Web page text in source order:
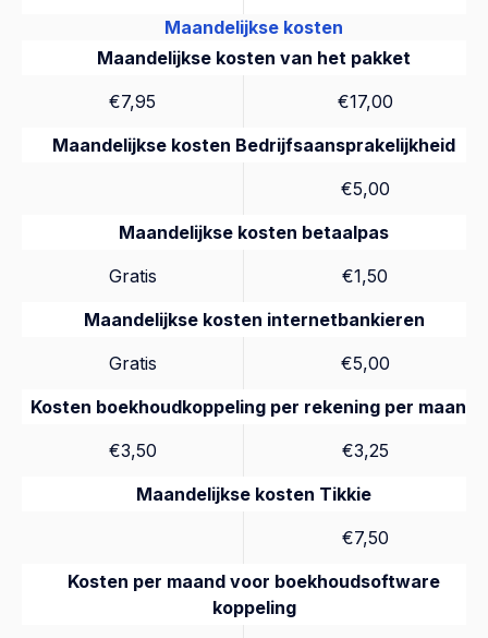
Maandelijkse kosten
Maandelijkse kosten van het pakket
€7,95
€17,00
Maandelijkse kosten Bedrijfsaansprakelijkheid
€5,00
Maandelijkse kosten betaalpas
Gratis
€1,50
Maandelijkse kosten internetbankieren
Gratis
€5,00
Kosten boekhoudkoppeling per rekening per maand
€3,50
€3,25
Maandelijkse kosten Tikkie
€7,50
Kosten per maand voor boekhoudsoftware
koppeling